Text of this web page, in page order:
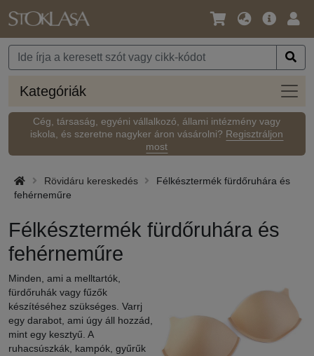
Nyelv
Pénznem
Fő
Kategóriák
Cég, társaság, egyéni vállalkozó, állami intézmény vagy
iskola, és szeretne nagyker áron vásárolni? Regisztráljon
most
Rövidáru kereskedés
Félkésztermék fürdőruhára és
fehérneműre
Félkésztermék fürdőruhára és
fehérneműre
Minden, ami a melltartók,
fürdőruhák vagy fűzők
készítéséhez szükséges. Varrj
egy darabot, ami úgy áll hozzád,
mint egy kesztyű. A
ruhacsúszkák, kampók, gyűrűk